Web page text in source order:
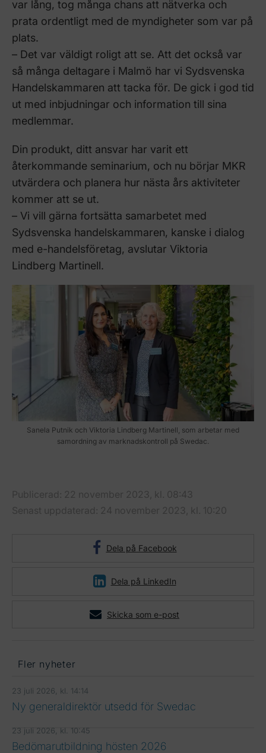
var lång, tog många chans att nätverka och
prata ordentligt med de myndigheter som var på
plats.
– Det var väldigt roligt att se. Att det också var
så många deltagare i Malmö har vi Sydsvenska
Handelskammaren att tacka för. De gick i god tid
ut med inbjudningar och information till sina
medlemmar.
Din produkt, ditt ansvar har varit ett
återkommande seminarium, och nu börjar MKR
utvärdera och planera hur nästa års aktiviteter
kommer att se ut.
– Vi vill gärna fortsätta samarbetet med
Sydsvenska handelskammaren, kanske i dialog
med e-handelsföretag, avslutar Viktoria
Lindberg Martinell.
Sanela Putnik och Viktoria Lindberg Martinell, som arbetar med
samordning av marknadskontroll på Swedac.
Publicerad: 22 november 2023, kl. 08:43
Senast uppdaterad: 24 november 2023, kl. 10:20
Dela på Facebook
Dela på LinkedIn
Skicka som e-post
Fler nyheter
23 juli 2026, kl. 14:14
Ny generaldirektör utsedd för Swedac
23 juli 2026, kl. 10:45
Bedömarutbildning hösten 2026